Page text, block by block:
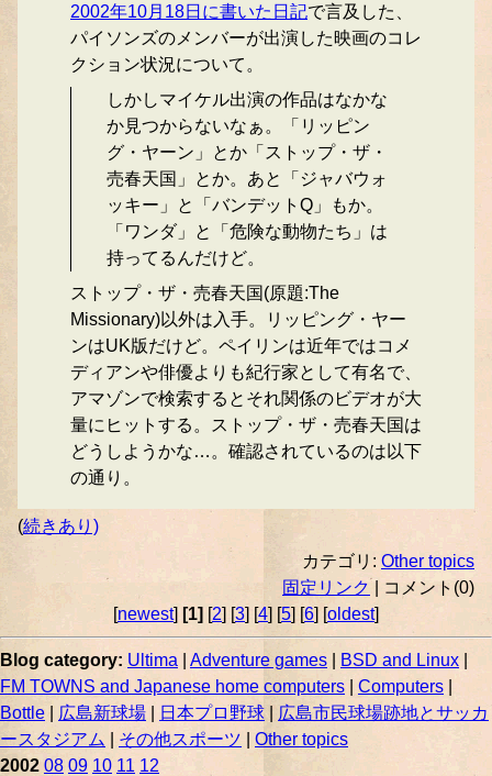
2002年10月18日に書いた日記で言及した、
パイソンズのメンバーが出演した映画のコレ
クション状況について。
しかしマイケル出演の作品はなかな
か見つからないなぁ。「リッピン
グ・ヤーン」とか「ストップ・ザ・
売春天国」とか。あと「ジャバウォ
ッキー」と「バンデットQ」もか。
「ワンダ」と「危険な動物たち」は
持ってるんだけど。
ストップ・ザ・売春天国(原題:The
Missionary)以外は入手。リッピング・ヤー
ンはUK版だけど。ペイリンは近年ではコメ
ディアンや俳優よりも紀行家として有名で、
アマゾンで検索するとそれ関係のビデオが大
量にヒットする。ストップ・ザ・売春天国は
どうしようかな…。確認されているのは以下
の通り。
(続きあり)
カテゴリ: Other topics
固定リンク
| コメント(0)
[newest] [1] [2] [3] [4] [5] [6] [oldest]
Blog category: Ultima Adventure games BSD and Linux
FM TOWNS and Japanese home computers
Computers
Bottle
広島新球場 日本プロ野球|
広島市民球場跡地とサッカ
ースタジアム
その他スポーツ
Other topics
2002 08 09 10 11 12